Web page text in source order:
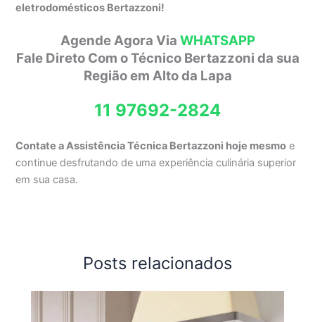
eletrodomésticos Bertazzoni!
Agende Agora Via WHATSAPP
Fale Direto Com o Técnico Bertazzoni da sua
Região em Alto da Lapa
11 97692-2824
Contate a Assistência Técnica Bertazzoni hoje mesmo e
continue desfrutando de uma experiência culinária superior
em sua casa.
Posts relacionados